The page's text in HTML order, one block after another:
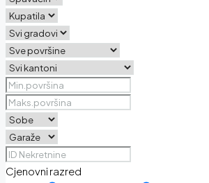
Cjenovni razred